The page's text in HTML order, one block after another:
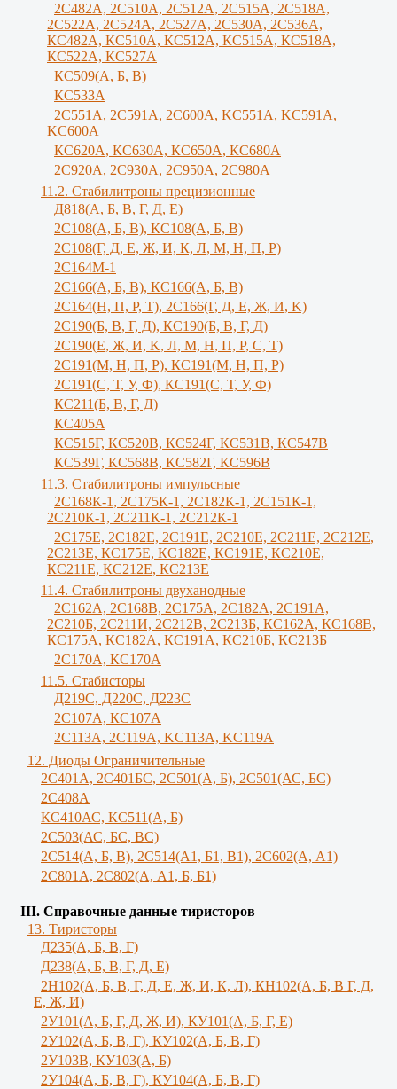
2С482А, 2С510А, 2С512А, 2С515А, 2С518А,
2С522А, 2С524А, 2С527А, 2С530А, 2С536А,
КС482А, КС510А, КС512А, КС515А, КС518А,
КС522А, КС527А
КС509(А, Б, В)
КС533А
2С551А, 2С591А, 2С600А, KC551A, KC591A,
KC600A
КС620А, КС630А, КС650А, КС680А
2С920А, 2С930А, 2С950А, 2С980А
11.2. Стабилитроны прецизионные
Д818(А, Б, В, Г, Д, Е)
2С108(А, Б, В), КС108(А, Б, В)
2С108(Г, Д, Е, Ж, И, К, Л, М, Н, П, Р)
2С164М-1
2С166(А, Б, В), КС166(А, Б, В)
2С164(Н, П, Р, Т), 2С166(Г, Д, Е, Ж, И, K)
2С190(Б, В, Г, Д), КС190(Б, В, Г, Д)
2С190(Е, Ж, И, K, Л, М, Н, П, Р, С, Т)
2С191(М, Н, П, Р), КС191(М, Н, П, Р)
2С191(С, Т, У, Ф), КС191(С, Т, У, Ф)
КС211(Б, В, Г, Д)
КС405А
КС515Г, КС520В, КС524Г, КС531В, КС547В
КС539Г, КС568В, КС582Г, КС596В
11.3. Стабилитроны импульсные
2С168К-1, 2С175К-1, 2С182К-1, 2С151К-1,
2С210К-1, 2С211К-1, 2С212К-1
2С175Е, 2С182Е, 2С191Е, 2С210Е, 2С211Е, 2С212Е,
2С213Е, КС175Е, КС182Е, КС191Е, КС210Е,
КС211Е, КС212Е, КС213Е
11.4. Стабилитроны двуханодные
2С162А, 2С168В, 2С175А, 2С182А, 2С191А,
2С210Б, 2С211И, 2С212В, 2С213Б, КС162А, КС168В,
КС175А, КС182А, КС191А, КС210Б, КС213Б
2С170А, КС170А
11.5. Стабисторы
Д219С, Д220С, Д223С
2C107A, КС107А
2С113А, 2С119А, KC113A, KC119A
12. Диоды Ограничительные
2С401А, 2С401БС, 2С501(А, Б), 2С501(АС, БС)
2С408А
КС410АС, КС511(А, Б)
2С503(АС, БС, ВС)
2С514(А, Б, В), 2С514(А1, Б1, В1), 2С602(А, А1)
2С801А, 2С802(А, А1, Б, Б1)
III. Справочные данные тиристоров
13. Тиристоры
Д235(А, Б, В, Г)
Д238(А, Б, В, Г, Д, Е)
2Н102(А, Б, В, Г, Д, Е, Ж, И, К, Л), КН102(А, Б, В Г, Д,
Е, Ж, И)
2У101(А, Б, Г, Д, Ж, И), КУ101(А, Б, Г, Е)
2У102(А, Б, В, Г), КУ102(А, Б, В, Г)
2У103В, КУ103(А, Б)
2У104(А, Б, В, Г), КУ104(А, Б, В, Г)